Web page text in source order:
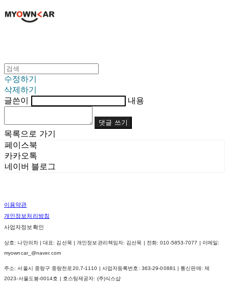
수정하기
삭제하기
글쓴이
내용
댓글 쓰기
목록으로 가기
페이스북
카카오톡
네이버 블로그
이용약관
개인정보처리방침
사업자정보확인
상호: 나만의차 | 대표: 김선묵 | 개인정보관리책임자: 김선묵 | 전화: 010-5853-7077 | 이메일:
myowncar_@naver.com
주소: 서울시 중랑구 중랑천로20,7-1110 | 사업자등록번호: 363-29-00881 | 통신판매: 제
2023-서울도봉-0014호
| 호스팅제공자: (주)식스샵